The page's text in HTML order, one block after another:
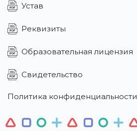
Устав
Реквизиты
Образовательная лицензия
Свидетельство
Политика конфиденциальности